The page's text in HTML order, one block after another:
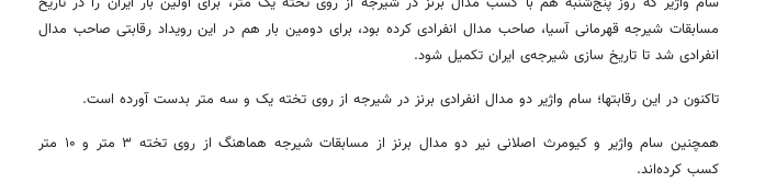
مسابقات شیرجه قهرمانی آسیا، صاحب مدال انفرادی کرده بود، برای دومین بار هم در این رویداد رقابتی صاحب مدال
انفرادی شد تا تاریخ سازی شیرجه‌ی ایران تکمیل شود.
تاکنون در این رقابتها؛ سام واژیر دو مدال انفرادی برنز در شیرجه از روی تخته یک و سه متر بدست آورده است.
همچنین سام واژیر و کیومرث اصلانی نیر دو مدال برنز از مسابقات شیرجه هماهنگ از روی تخته ۳ متر و ۱۰ متر
کسب کرده‌اند.